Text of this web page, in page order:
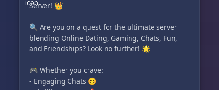
Server! 👑
🔍 Are you on a quest for the ultimate server
blending Online Dating, Gaming, Chats, Fun,
and Friendships? Look no further! 🌟
🎮 Whether you crave:
- Engaging Chats 😊